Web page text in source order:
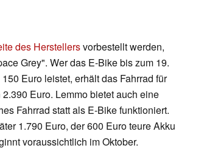
des Herstellersvorbestellt werden,
Grey". Wer das E-Bike bis zum 19.
Euro leistet, erhält das Fahrrad für
Euro. Lemmo bietet auch eine
Fahrrad statt als E-Bike funktioniert.
1.790 Euro, der 600 Euro teure Akku
voraussichtlich im Oktober.